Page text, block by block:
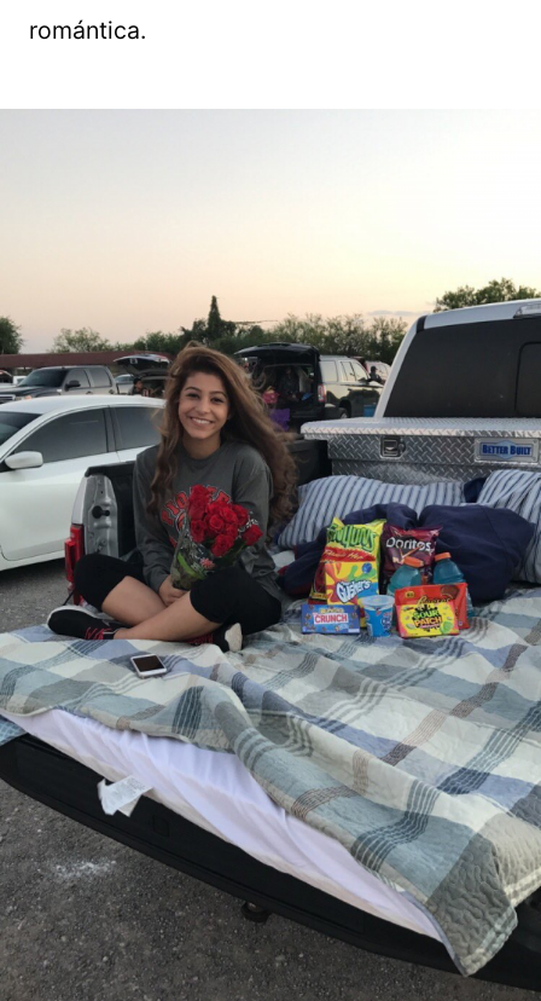
romántica.